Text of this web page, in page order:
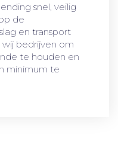
snel, veilig
de
en transport
bedrijven om
te houden en
minimum te